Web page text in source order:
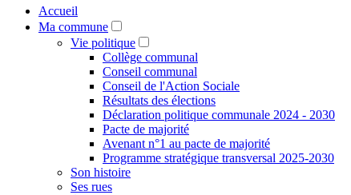
Accueil
Ma commune
Vie politique
Collège communal
Conseil communal
Conseil de l'Action Sociale
Résultats des élections
Déclaration politique communale 2024 - 2030
Pacte de majorité
Avenant n°1 au pacte de majorité
Programme stratégique transversal 2025-2030
Son histoire
Ses rues